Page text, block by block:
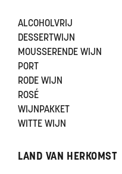
ALCOHOLVRIJ
DESSERTWIJN
MOUSSERENDE WIJN
PORT
RODE WIJN
ROSÉ
WIJNPAKKET
WITTE WIJN
LAND VAN HERKOMST